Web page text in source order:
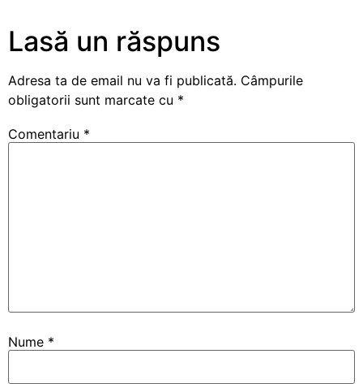
Lasă un răspuns
Adresa ta de email nu va fi publicată. Câmpurile
obligatorii sunt marcate cu *
Comentariu *
Nume *